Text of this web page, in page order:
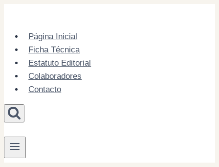
contentPágina Inicial
Ficha Técnica
Estatuto Editorial
Colaboradores
Contacto